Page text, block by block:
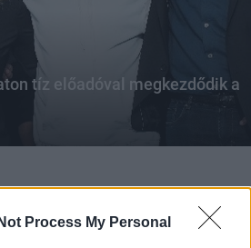
Process My Personal
tíz előadóval megkezdődik a